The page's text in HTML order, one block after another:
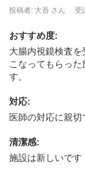
投稿者: 大吾 さん
受
おすすめ度:
大腸内視鏡検査
こなってもらっ
す。
対応:
医師の対応に親切
清潔感:
施設は新しいです